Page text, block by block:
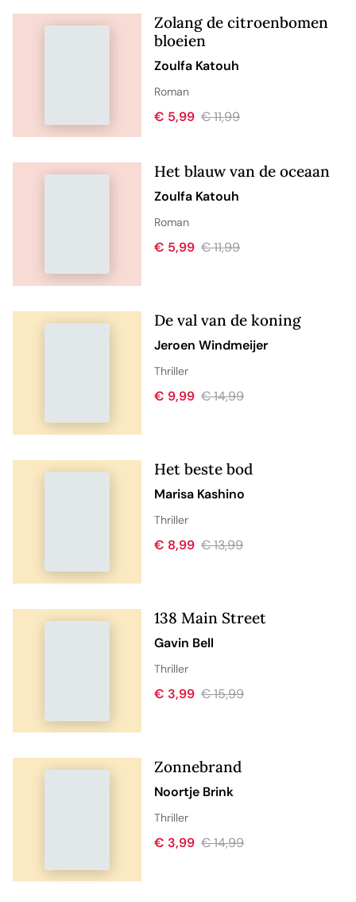
Zolang de citroenbomen
bloeien
Zoulfa Katouh
Roman
€ 5,99 € 11,99
Het blauw van de oceaan
Zoulfa Katouh
Roman
€ 5,99 € 11,99
De val van de koning
Jeroen Windmeijer
Thriller
€ 9,99 € 14,99
Het beste bod
Marisa Kashino
Thriller
€ 8,99 € 13,99
138 Main Street
Gavin Bell
Thriller
€ 3,99 € 15,99
Zonnebrand
Noortje Brink
Thriller
€ 3,99 € 14,99